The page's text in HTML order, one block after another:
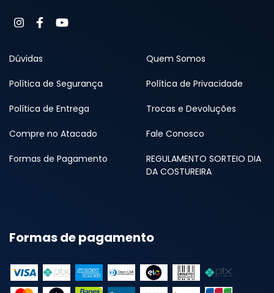
Dúvidas Quem Somos
Política de Segurança Política de Privacidade
Política de Entrega Trocas e Devoluções
Compre no Atacado Fale Conosco
Formas de Pagamento
REGULAMENTO SORTEIO DIA
DA COSTUREIRA
Formas de pagamento